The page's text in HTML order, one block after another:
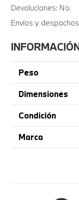
Devoluciones: No.
Envíos y
Peso
Dimensiones
Condición
Marca